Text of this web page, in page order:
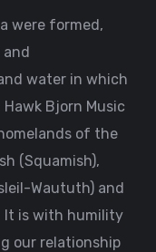
were formed,
and
water in which
Bjorn Music
of the
(Squamish),
Waututh) and
It is with humility
our relationship